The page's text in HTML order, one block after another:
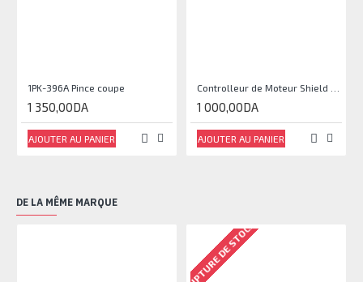
1PK-396A Pince coupe
1 350,00DA
AJOUTER AU PANIER
1 000,00DA
AJOUTER AU PANIER
DE LA MÊME MARQUE
RUPTURE DE STOCK